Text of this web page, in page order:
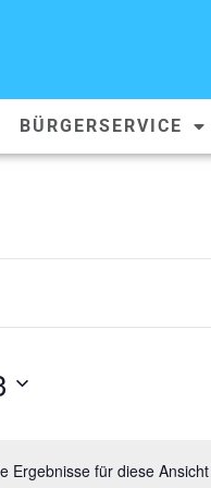
BÜRGERSERVICE
Ergebnisse für diese